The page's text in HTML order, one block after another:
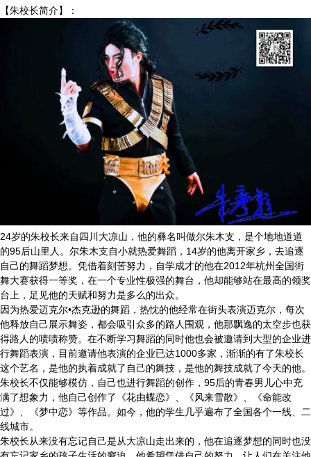
【朱校长简介】：
24岁的朱校长来自四川大凉山，他的彝名叫做尔朱木支，是个地地道道
的95后山里人。尔朱木支自小就热爱舞蹈，14岁的他离开家乡，去追逐
自己的舞蹈梦想。凭借着刻苦努力，自学成才的他在2012年杭州全国街
舞大赛获得一等奖，在一个专业性极强的舞台，他却能够站在最高的领奖
台上，足见他的天赋和努力是多么的出众。
因为热爱迈克尔•杰克逊的舞蹈，热忱的他经常在街头表演迈克尔，每次
他释放自己展示舞姿，都会吸引众多的路人围观，他那飘逸的太空步也获
得路人的啧啧称赞。在不断学习舞蹈的同时他也会被邀请到大型的企业进
行舞蹈表演，目前邀请他表演的企业已达1000多家，渐渐的有了朱校长
这个艺名，是他的执着成就了自己的舞技，是他的舞技成就了今天的他。
朱校长不仅能够模仿，自己也进行舞蹈的创作，95后的青春男儿心中充
满了想象力，他自己创作了《花由蝶恋》、《风来雪散》、《命能改
过》、《梦中恋》等作品。如今，他的学生几乎遍布了全国各个一线、二
线城市。
朱校长从来没有忘记自己是从大凉山走出来的，他在追逐梦想的同时也没